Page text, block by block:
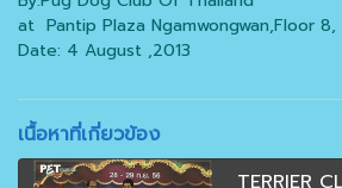
at Pantip Plaza Ngamwongwan,Floor
Date: 4 August ,2013
เนื้อหาที่เกี่ยวข้อง
TERRIER